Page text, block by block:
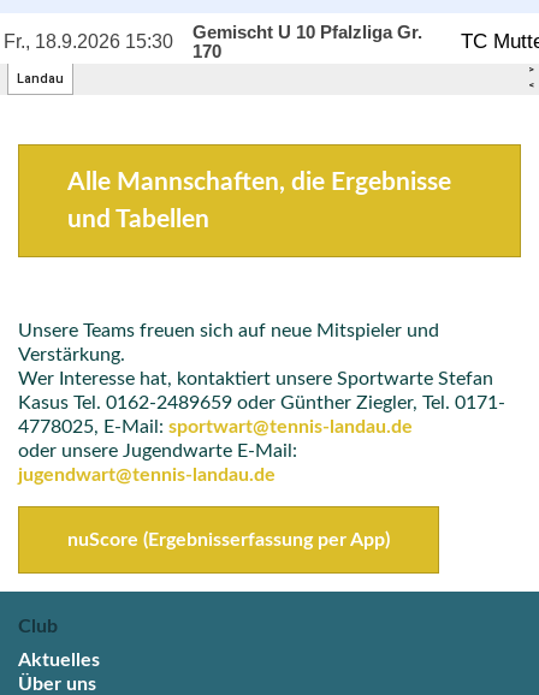
Alle Mannschaften, die Ergebnisse
und Tabellen
Unsere Teams freuen sich auf neue Mitspieler und
Verstärkung.
Wer Interesse hat, kontaktiert unsere Sportwarte Stefan
Kasus Tel. 0162-2489659 oder Günther Ziegler, Tel. 0171-
4778025, E-Mail: sportwart@tennis-landau.de
oder unsere Jugendwarte E-Mail:
jugendwart@tennis-landau.de
nuScore (Ergebnisserfassung per App)
Club
Aktuelles
Über uns